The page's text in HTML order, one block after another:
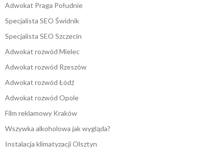
Adwokat Praga Południe
Specjalista SEO Świdnik
Specjalista SEO Szczecin
Adwokat rozwód Mielec
Adwokat rozwód Rzeszów
Adwokat rozwód Łódź
Adwokat rozwód Opole
Film reklamowy Kraków
Wszywka alkoholowa jak wygląda?
Instalacja klimatyzacji Olsztyn